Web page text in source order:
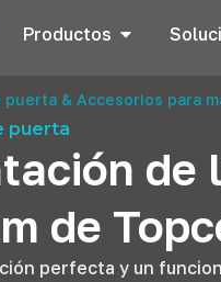
Productos
puerta & Accesorios para
puerta
de
de
perfecta y un